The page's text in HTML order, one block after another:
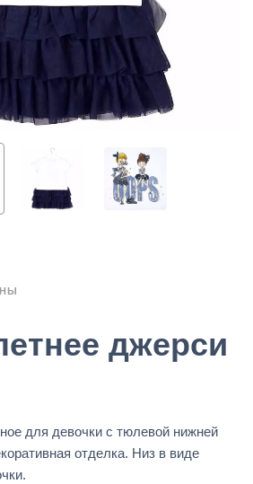
джерси
для девочки с тюлевой нижней
отделка. Низ в виде